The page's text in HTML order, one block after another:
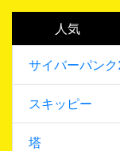
人気
サイバーパン
スキッピー
塔